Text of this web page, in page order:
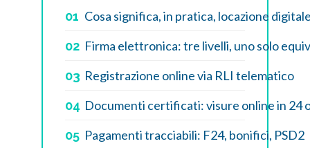
01 Cosa significa, in pratica, locazione
02 Firma elettronica: tre livelli, uno solo
03 Registrazione online via RLI telematico
04 Documenti certificati: visure online in 24
05 Pagamenti tracciabili: F24, bonifici, PSD2